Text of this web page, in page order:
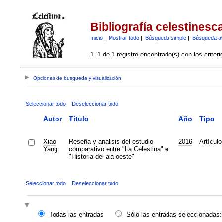
Bibliografía
Inicio| Mostrar todo| Búsqueda simple| Búsqueda
1–1 de 1 registro encontrado(s) con los
Opciones de búsqueda y visualización
Seleccionar todo Deseleccionar todo
Autor Título Año Tipo
Xiao
Yang
Reseña y análisis del estudio
comparativo entre "La Celestina" e
"Historia del ala oeste"
2016 Artículo
Seleccionar todo Deseleccionar todo
Todas las entradas
Sólo las entradas seleccionadas: